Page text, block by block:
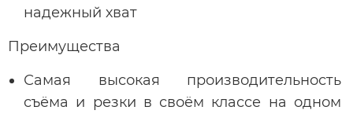
надежный хват
Преимущества
Самая высокая производительность
съёма и резки в своём классе на одном